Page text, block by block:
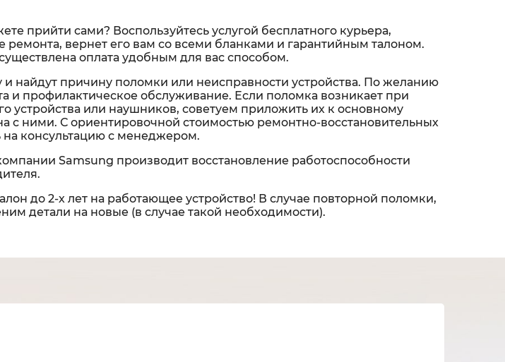
прийти сами? Воспользуйтесь услугой бесплатного курьера,
ремонта, вернет его вам со всеми бланками и гарантийным талоном.
оплата удобным для вас способом.
найдут причину поломки или неисправности устройства. По желанию
и профилактическое обслуживание. Если поломка возникает при
устройства или наушников, советуем приложить их к основному
с ними. С ориентировочной стоимостью ремонтно-восстановительных
на консультацию с менеджером.
Samsung производит восстановление работоспособности
до 2-х лет на работающее устройство! В случае повторной поломки,
детали на новые (в случае такой необходимости).